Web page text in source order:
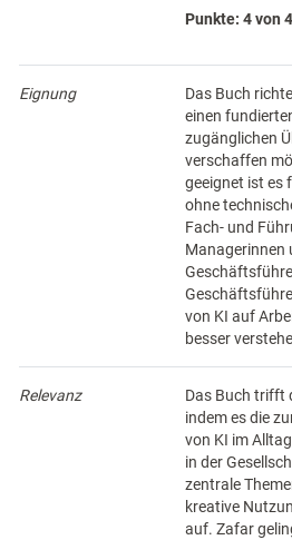
Punkte: 4 von 4
Eignung
Das Buch
einen
zugänglichen
verschaffen
geeignet ist es
ohne
Fach- und
Managerinnen
von KI auf
besser
Relevanz
Das Buch trifft
indem es die
von KI im
in der
zentrale
kreative
auf. Zafar